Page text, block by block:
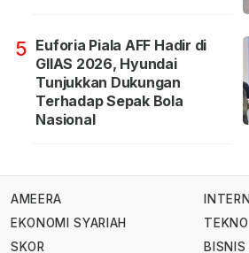
5 Euforia Piala AFF Hadir di
GIIAS 2026, Hyundai
Tunjukkan Dukungan
Terhadap Sepak Bola
Nasional
AMEERA
EKONOMI SYARIAH
SKOR
TEKNO